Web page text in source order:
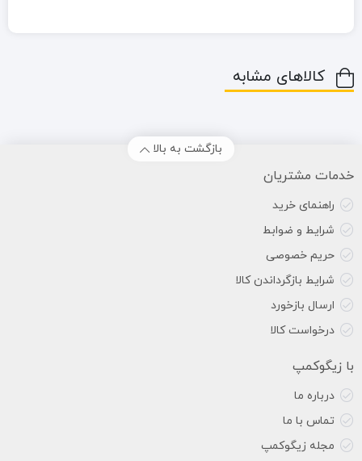
کالاهای مشابه
بازگشت به بالا
خدمات مشتریان
راهنمای خرید
شرایط و ضوابط
حریم خصوصی
شرایط بازگرداندن کالا
ارسال بازخورد
درخواست کالا
با زیگوکمپ
درباره ما
تماس با ما
مجله زیگوکمپ